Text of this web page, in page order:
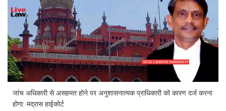
जांच अधिकारी से असहमत होने पर अनुशासनात्मक प्राधिकारी को कारण दर्ज करना
होगा: मद्रास हाईकोर्ट